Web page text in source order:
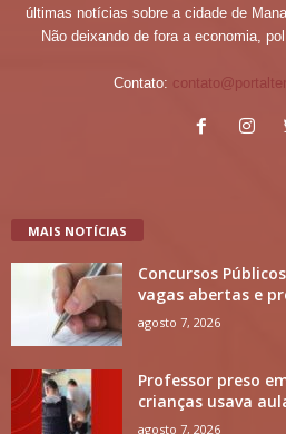
últimas notícias sobre a cidade de
Não deixando de fora a economia,
Contato:
MAIS NOTÍCIAS
Concursos
vagas abertas e
agosto 7, 2026
Professor preso
crianças usava
agosto 7, 2026